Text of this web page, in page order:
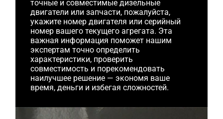
точные и совместимые дизельные
двигатели или запчасти, пожалуйста,
укажите номер двигателя или серийный
номер вашего текущего агрегата. Эта
важная информация поможет нашим
экспертам точно определить
характеристики, проверить
совместимость и порекомендовать
наилучшее решение — экономя ваше
время, деньги и избегая сложностей.